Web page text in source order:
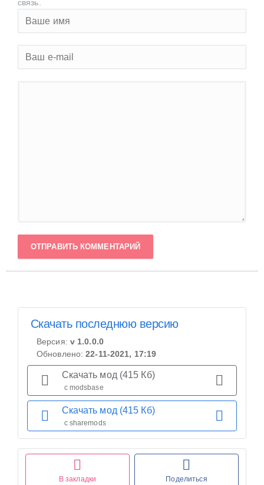
связь.
ОТПРАВИТЬ КОММЕНТАРИЙ
В закладки Поделиться
Скачать последнюю версию
Версия: v 1.0.0.0
Обновлено:22-11-2021, 17:19
Скачать мод (415 Кб)
с modsbase
Скачать мод (415 Кб)
с sharemods